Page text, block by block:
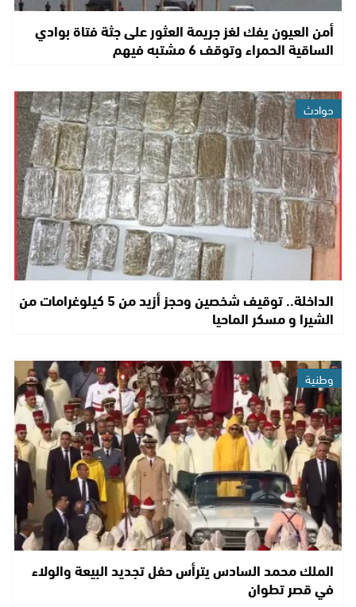
أمن العيون يفك لغز جريمة العثور على جثة فتاة بوادي
الساقية الحمراء وتوقف 6 مشتبه فيهم
حوادث
الداخلة.. توقيف شخصين وحجز أزيد من 5 كيلوغرامات من
الشيرا و مسكر الماحيا
وطنية
الملك محمد السادس يترأس حفل تجديد البيعة والولاء
في قصر تطوان